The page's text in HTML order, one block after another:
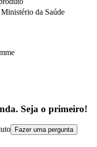
da Saúde
Seja o primeiro!
Fazer uma pergunta